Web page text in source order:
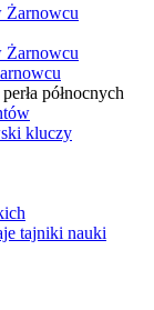
północnych
kluczy
tajniki nauki